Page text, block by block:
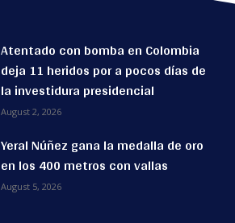
Atentado con bomba en Colombia
deja 11 heridos por a pocos días de
la investidura presidencial
August 2, 2026
Yeral Núñez gana la medalla de oro
en los 400 metros con vallas
August 5, 2026